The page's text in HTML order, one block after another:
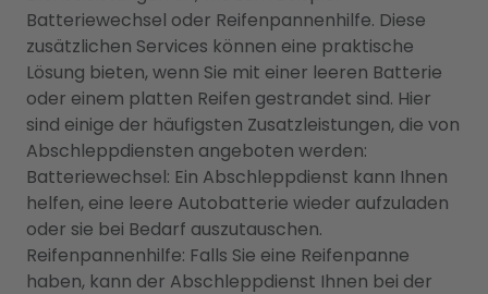
Batteriewechsel oder Reifenpannenhilfe. Diese
zusätzlichen Services können eine praktische
Lösung bieten, wenn Sie mit einer leeren Batterie
oder einem platten Reifen gestrandet sind. Hier
sind einige der häufigsten Zusatzleistungen, die von
Abschleppdiensten angeboten werden:
Batteriewechsel: Ein Abschleppdienst kann Ihnen
helfen, eine leere Autobatterie wieder aufzuladen
oder sie bei Bedarf auszutauschen.
Reifenpannenhilfe: Falls Sie eine Reifenpanne
haben, kann der Abschleppdienst Ihnen bei der